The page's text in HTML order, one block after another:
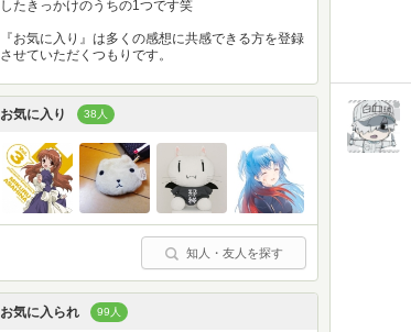
したきっかけのうちの1つです笑
『お気に入り』は多くの感想に共感できる方を登録
させていただくつもりです。
お気に入り 38人
知人・友人を探す
お気に入られ 99人